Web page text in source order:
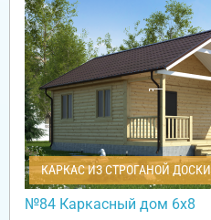
КАРКАС ИЗ СТРОГАНОЙ ДОСКИ
№84 Каркасный дом 6х8